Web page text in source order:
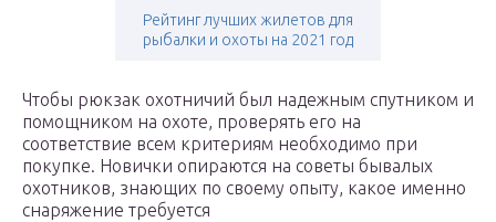
Рейтинг лучших жилетов для
рыбалки и охоты на 2021 год
Чтобы рюкзак охотничий был надежным спутником и
помощником на охоте, проверять его на
соответствие всем критериям необходимо при
покупке. Новички опираются на советы бывалых
охотников, знающих по своему опыту, какое именно
снаряжение требуется